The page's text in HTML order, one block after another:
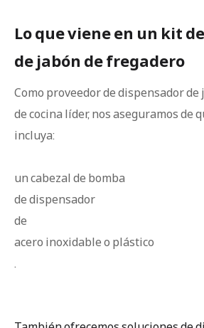
Lo que viene en un kit
de jabón de fregadero
Como proveedor de dispensador
de cocina líder, nos aseguramos de
incluya:
un cabezal de bomba
de dispensador
de
acero inoxidable o plástico
.